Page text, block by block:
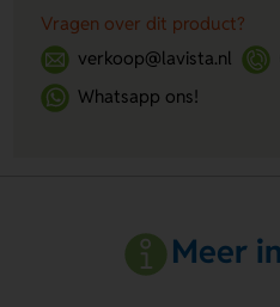
Vragen over dit product?
verkoop@lavista.nl
Whatsapp ons!
Meer